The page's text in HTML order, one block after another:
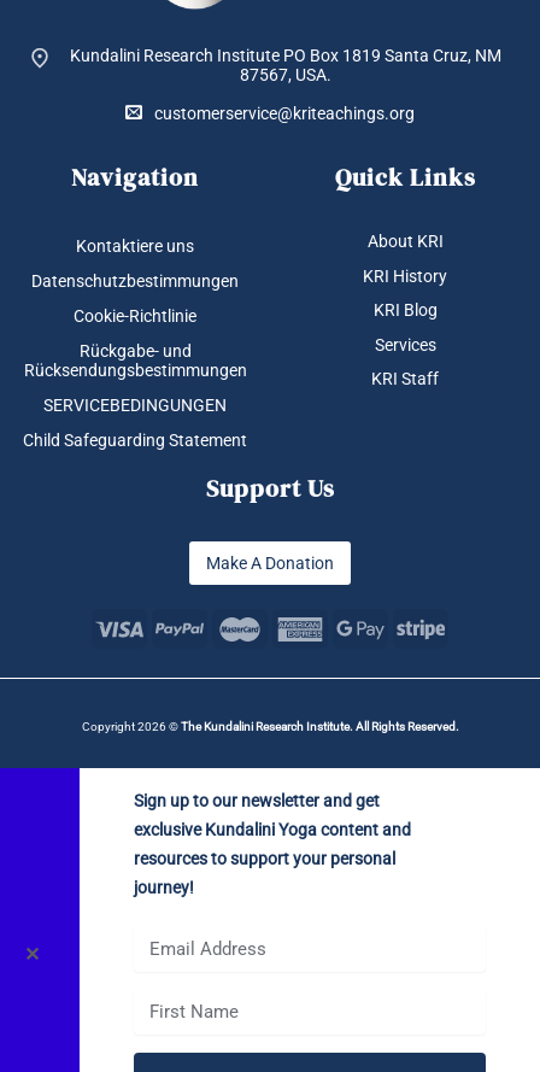
Kundalini Research Institute PO Box 1819 Santa Cruz, NM
87567, USA.
customerservice@kriteachings.org
Navigation
Kontaktiere uns
Datenschutzbestimmungen
Cookie-Richtlinie
Rückgabe- und
Rücksendungsbestimmungen
SERVICEBEDINGUNGEN
Child Safeguarding Statement
Quick Links
About KRI
KRI History
KRI Blog
Services
KRI Staff
Support Us
Make A Donation
Copyright 2026 ©The Kundalini Research Institute. All Rights Reserved.
✕
Sign up to our newsletter and get
exclusive Kundalini Yoga content and
resources to support your personal
journey!